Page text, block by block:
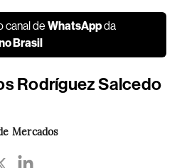
canal deWhatsAppda
Brasil
Rodríguez Salcedo
Mercados